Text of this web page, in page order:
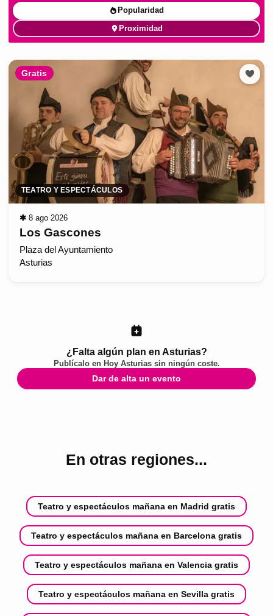
Popularidad
Proximidad
Gratis
TEATRO Y ESPECTÁCULOS
✱ 8 ago 2026
Los Gascones
Plaza del Ayuntamiento
Asturias
¿Falta algún plan en Asturias?
Publícalo en Hoy Asturiassin ningún coste.
Dar de alta un evento
En otras regiones...
Teatro y espectáculos mañana en Madrid gratis
Teatro y espectáculos mañana en Barcelona gratis
Teatro y espectáculos mañana en Valencia gratis
Teatro y espectáculos mañana en Sevilla gratis